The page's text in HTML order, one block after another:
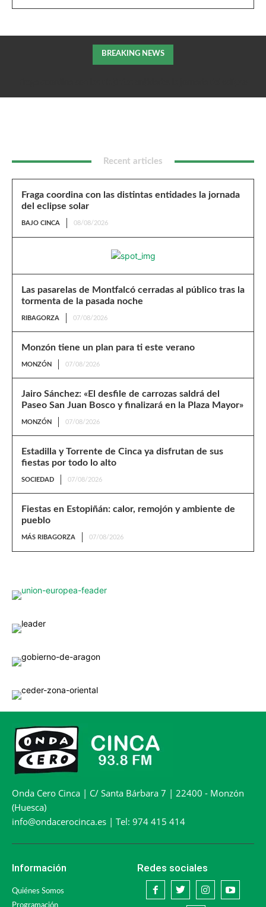
BREAKING NEWS
Recent articles
Fraga coordina con las distintas entidades la jornada
del eclipse solar
BAJO CINCA 08/08/2026
Las pasarelas de Montfalcó cerradas al público tras la
tormenta de la pasada noche
RIBAGORZA 07/08/2026
Monzón tiene un plan para ti este verano
MONZÓN 07/08/2026
Jairo Sánchez: «El desfile de carrozas saldrá del
Paseo San Juan Bosco y finalizará en la Plaza Mayor»
MONZÓN 07/08/2026
Estadilla y Torrente de Cinca ya disfrutan de sus
fiestas por todo lo alto
SOCIEDAD 07/08/2026
Fiestas en Estopiñán: calor, remojón y ambiente de
pueblo
MÁS RIBAGORZA 07/08/2026
Onda Cero Cinca | C/ Santa Bárbara 7 | 22400 - Monzón
(Huesca)
info@ondacerocinca.es | Tel: 974 415 414
Información
Quiénes Somos
Redes sociales